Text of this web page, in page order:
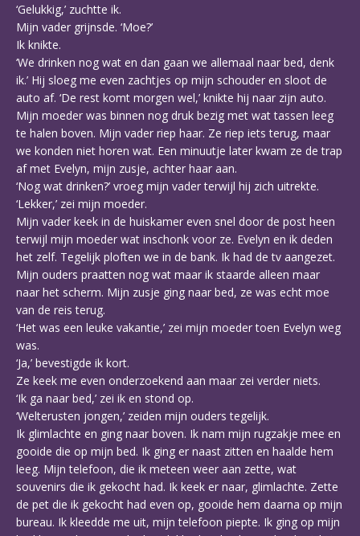
‘Gelukkig,’ zuchtte ik.
Mijn vader grijnsde. ‘Moe?’
Ik knikte.
‘We drinken nog wat en dan gaan we allemaal naar bed, denk
ik.’ Hij sloeg me even zachtjes op mijn schouder en sloot de
auto af. ‘De rest komt morgen wel,’ knikte hij naar zijn auto.
Mijn moeder was binnen nog druk bezig met wat tassen leeg
te halen boven. Mijn vader riep haar. Ze riep iets terug, maar
we konden niet horen wat. Een minuutje later kwam ze de trap
af met Evelyn, mijn zusje, achter haar aan.
‘Nog wat drinken?’ vroeg mijn vader terwijl hij zich uitrekte.
‘Lekker,’ zei mijn moeder.
Mijn vader keek in de huiskamer even snel door de post heen
terwijl mijn moeder wat inschonk voor ze. Evelyn en ik deden
het zelf. Tegelijk ploften we in de bank. Ik had de tv aangezet.
Mijn ouders praatten nog wat maar ik staarde alleen maar
naar het scherm. Mijn zusje ging naar bed, ze was echt moe
van de reis terug.
‘Het was een leuke vakantie,’ zei mijn moeder toen Evelyn weg
was.
‘Ja,’ bevestigde ik kort.
Ze keek me even onderzoekend aan maar zei verder niets.
‘Ik ga naar bed,’ zei ik en stond op.
‘Welterusten jongen,’ zeiden mijn ouders tegelijk.
Ik glimlachte en ging naar boven. Ik nam mijn rugzakje mee en
gooide die op mijn bed. Ik ging er naast zitten en haalde hem
leeg. Mijn telefoon, die ik meteen weer aan zette, wat
souvenirs die ik gekocht had. Ik keek er naar, glimlachte. Zette
de pet die ik gekocht had even op, gooide hem daarna op mijn
bureau. Ik kleedde me uit, mijn telefoon piepte. Ik ging op mijn